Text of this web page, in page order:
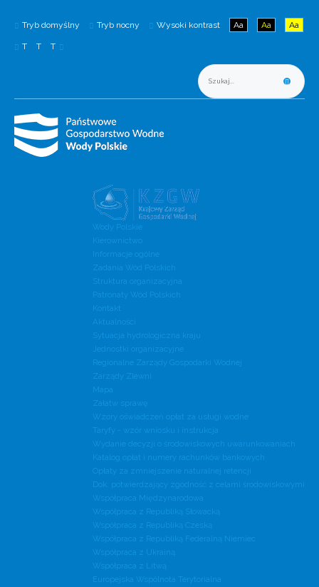
Tryb domyślny Tryb nocny Wysoki kontrast Aa Aa Aa
T T T
Wody Polskie
Kierownictwo
Informacje ogólne
Zadania Wód Polskich
Struktura organizacyjna
Patronaty Wód Polskich
Kontakt
Aktualności
Sytuacja hydrologiczna kraju
Jednostki organizacyjne
Regionalne Zarządy Gospodarki Wodnej
Zarządy Zlewni
Mapa
Załatw sprawę
Wzory oświadczeń opłat za usługi wodne
Taryfy - wzór wniosku i instrukcja
Wydanie decyzji o środowiskowych uwarunkowaniach
Katalog opłat i numery rachunków bankowych
Opłaty za zmniejszenie naturalnej retencji
Dok. potwierdzający zgodność z celami środowiskowymi
Współpraca Międzynarodowa
Współpraca z Republiką Słowacką
Współpraca z Republiką Czeską
Współpraca z Republiką Federalną Niemiec
Współpraca z Ukrainą
Współpraca z Litwą
Europejska Wspólnota Terytorialna